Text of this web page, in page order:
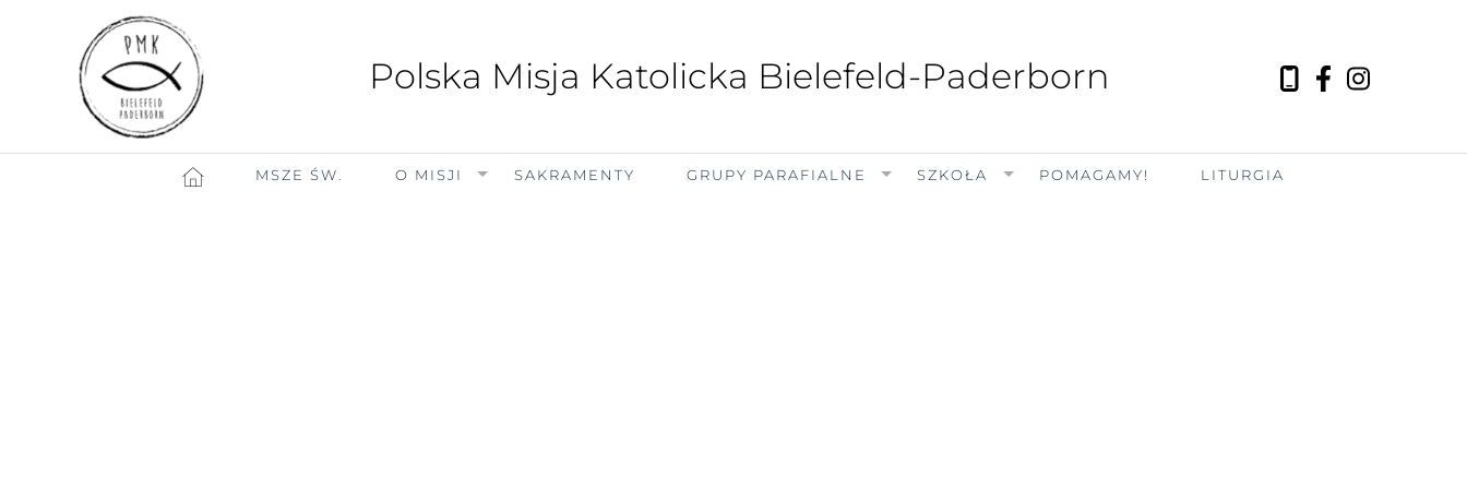
Polska Misja Katolicka Bielefeld-Paderborn
MSZE ŚW. O MISJI SAKRAMENTY GRUPY PARAFIALNE SZKOŁA POMAGAMY! LITURGIA